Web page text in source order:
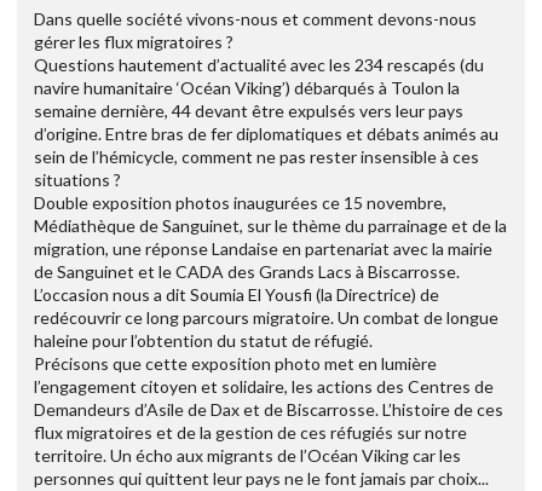
Dans quelle société vivons-nous et comment devons-nous
gérer les flux migratoires ?
Questions hautement d’actualité avec les 234 rescapés (du
navire humanitaire ‘Océan Viking’) débarqués à Toulon la
semaine dernière, 44 devant être expulsés vers leur pays
d’origine. Entre bras de fer diplomatiques et débats animés au
sein de l’hémicycle, comment ne pas rester insensible à ces
situations ?
Double exposition photos inaugurées ce 15 novembre,
Médiathèque de Sanguinet, sur le thème du parrainage et de la
migration, une réponse Landaise en partenariat avec la mairie
de Sanguinet et le CADA des Grands Lacs à Biscarrosse.
L’occasion nous a dit Soumia El Yousfi (la Directrice) de
redécouvrir ce long parcours migratoire. Un combat de longue
haleine pour l’obtention du statut de réfugié.
Précisons que cette exposition photo met en lumière
l’engagement citoyen et solidaire, les actions des Centres de
Demandeurs d’Asile de Dax et de Biscarrosse. L’histoire de ces
flux migratoires et de la gestion de ces réfugiés sur notre
territoire. Un écho aux migrants de l’Océan Viking car les
personnes qui quittent leur pays ne le font jamais par choix...